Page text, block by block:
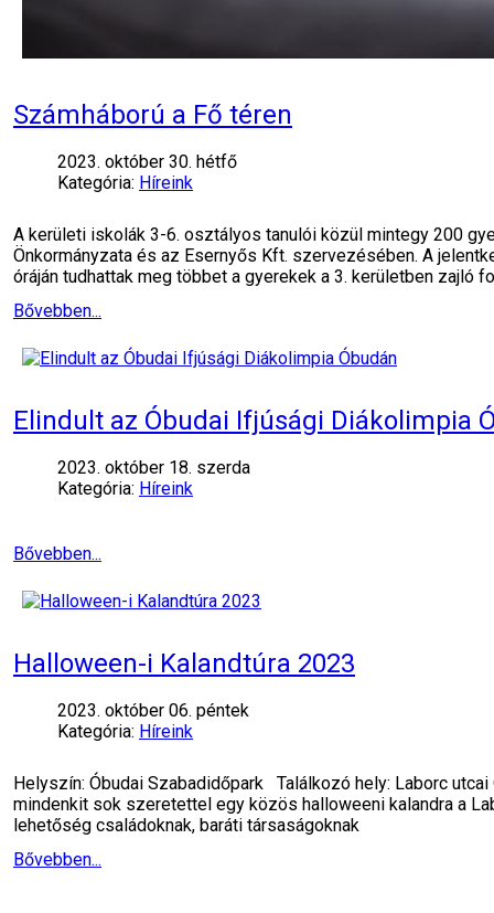
Számháború a Fő téren
2023. október 30. hétfő
Kategória: Híreink
A kerületi iskolák 3-6. osztályos tanulói közül mintegy 200
Önkormányzata és az Esernyős Kft. szervezésében. A
óráján tudhattak meg többet a gyerekek a 3. kerületben zajló
Bővebben...
Elindult az Óbudai Ifjúsági Diákolimpia
2023. október 18. szerda
Kategória: Híreink
Bővebben...
Halloween-i Kalandtúra 2023
2023. október 06. péntek
Kategória: Híreink
Helyszín: Óbudai Szabadidőpark Találkozó hely: Laborc
mindenkit sok szeretettel egy közös halloweeni kalandra a
lehetőség családoknak, baráti társaságoknak
Bővebben...